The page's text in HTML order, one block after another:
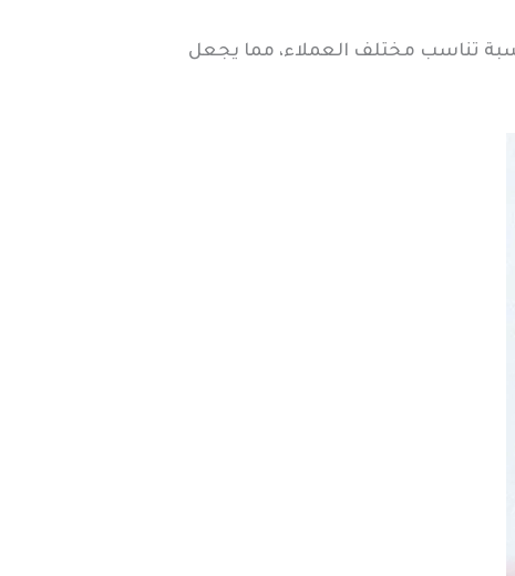
تناسب مختلف العملاء، مما يجعل